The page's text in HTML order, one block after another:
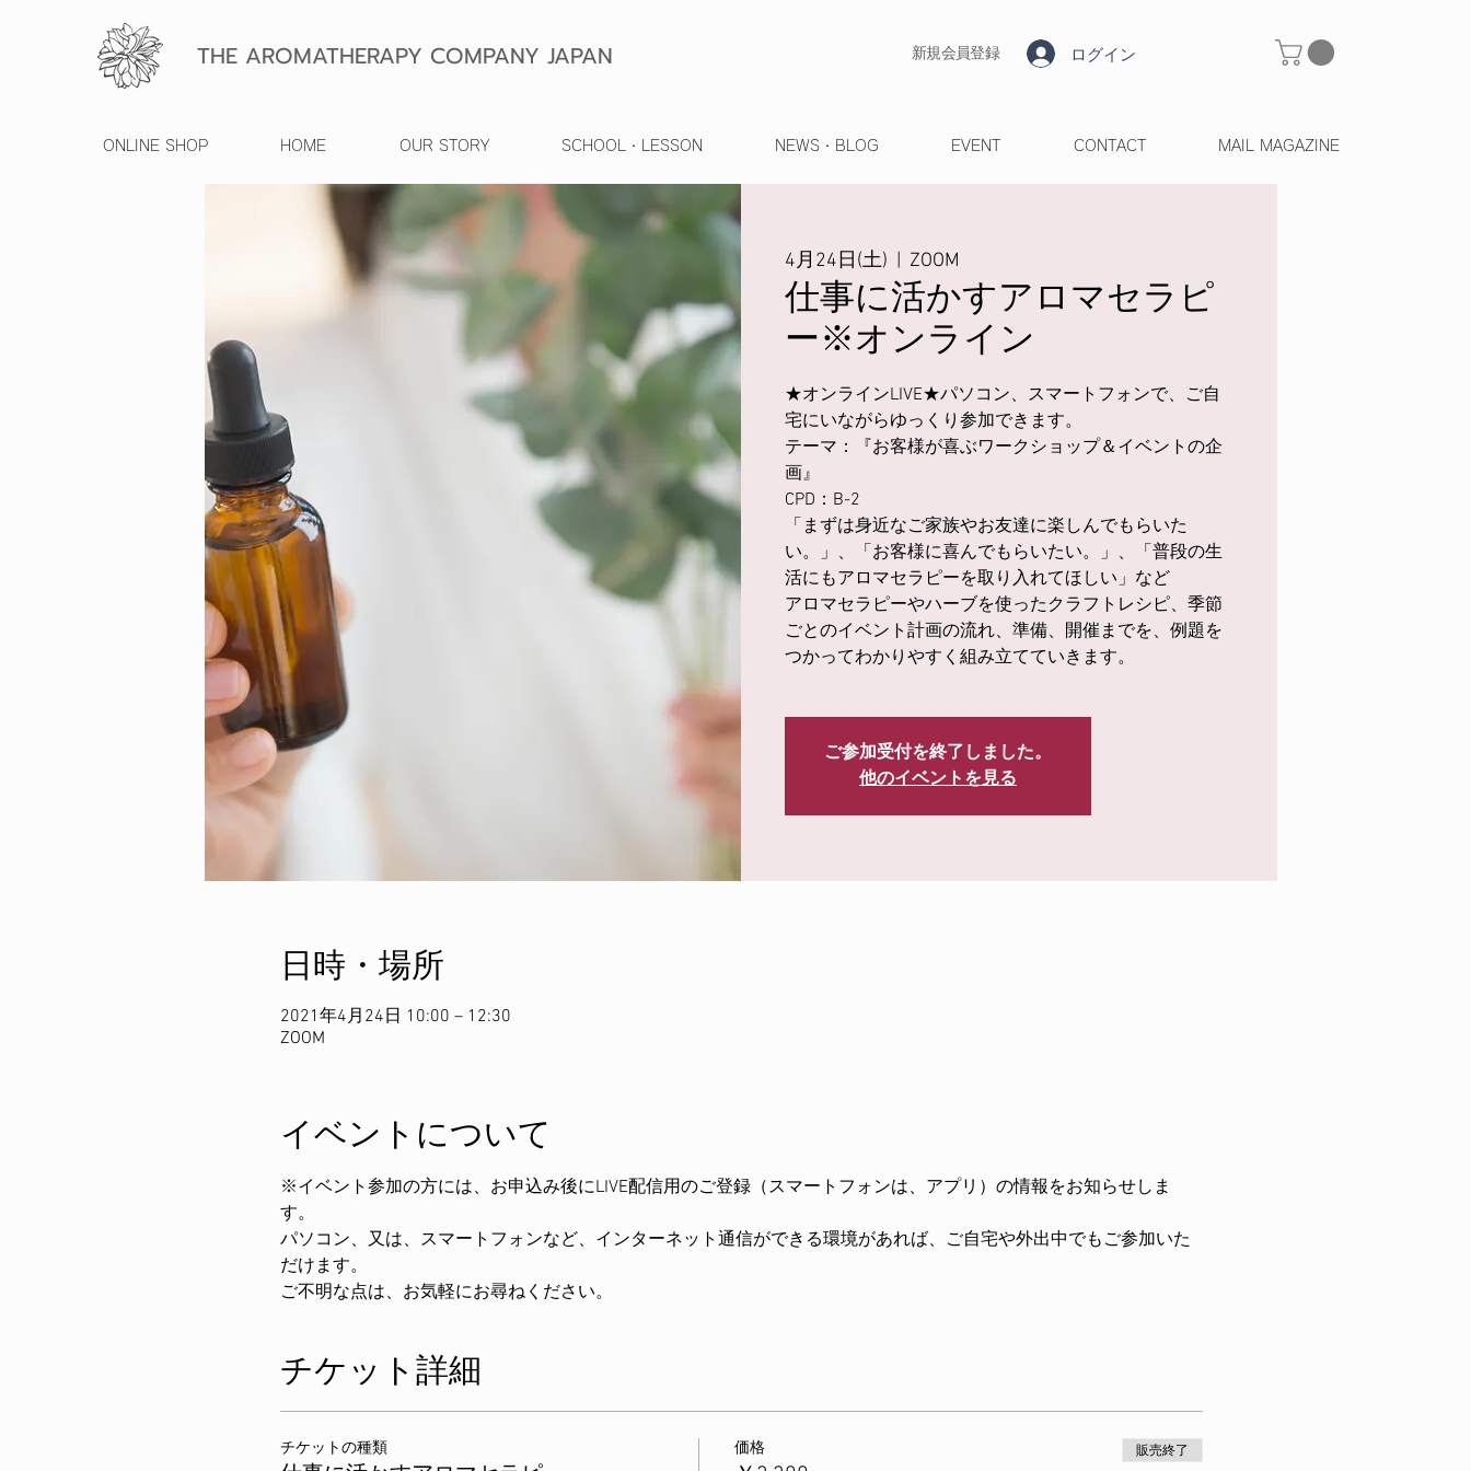
THE AROMATHERAPY COMPANY JAPAN ​新規会員登録 ログイン
ONLINE SHOP HOME OUR STORY SCHOOL・LESSON NEWS・BLOG EVENT CONTACT MAIL MAGAZINE
4月24日(土)
  |
ZOOM
仕事に活かすアロマセラピ
ー※オンライン
★オンラインLIVE★パソコン、スマートフォンで、ご自
宅にいながらゆっくり参加できます。
テーマ：『お客様が喜ぶワークショップ＆イベントの企
画』
CPD：B-2
「まずは身近なご家族やお友達に楽しんでもらいた
い。」、「お客様に喜んでもらいたい。」、「普段の生
活にもアロマセラピーを取り入れてほしい」など
アロマセラピーやハーブを使ったクラフトレシピ、季節
ごとのイベント計画の流れ、準備、開催までを、例題を
つかってわかりやすく組み立てていきます。
ご参加受付を終了しました。
他のイベントを見る
日時・場所
2021年4月24日 10:00 – 12:30
ZOOM
イベントについて
※イベント参加の方には、お申込み後にLIVE配信用のご登録（スマートフォンは、アプリ）の情報をお知らせしま
す。
パソコン、又は、スマートフォンなど、インターネット通信ができる環境があれば、ご自宅や外出中でもご参加いた
だけます。
ご不明な点は、お気軽にお尋ねください。
チケット詳細
チケットの種類 価格 販売終了